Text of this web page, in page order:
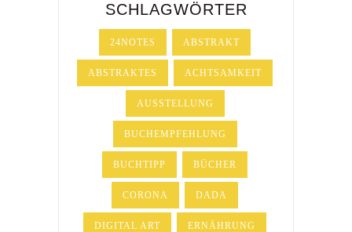
SCHLAGWÖRTER
24NOTES ABSTRAKT
ABSTRAKTES ACHTSAMKEIT
AUSSTELLUNG
BUCHEMPFEHLUNG
BUCHTIPP BÜCHER
CORONA DADA
DIGITAL ART ERNÄHRUNG